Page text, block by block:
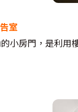
室
小房門，是利用